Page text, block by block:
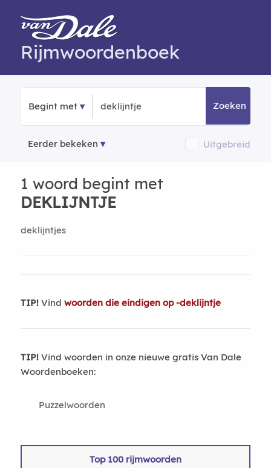
Rijmwoordenboek
Begint met Zoeken
Eerder bekeken Uitgebreid
1 woord begint met
DEKLIJNTJE
deklijntjes
TIP!Vind woorden die eindigen op -deklijntje
TIP!Vind woorden in onze nieuwe gratis Van Dale
Woordenboeken:
Puzzelwoorden
Top 100 rijmwoorden